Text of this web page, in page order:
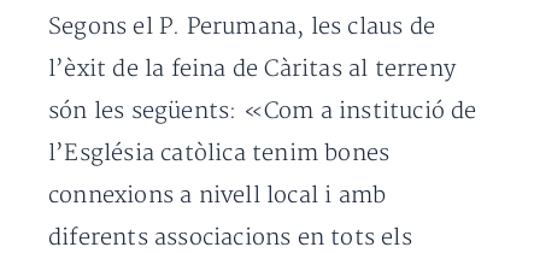
Segons el P. Perumana, les claus de
l’èxit de la feina de Càritas al terreny
són les següents: «Com a institució de
l’Església catòlica tenim bones
connexions a nivell local i amb
diferents associacions en tots els